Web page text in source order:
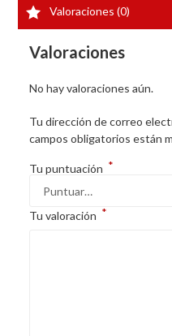
Valoraciones (0)
Valoraciones
No hay valoraciones aún.
Tu dirección de correo
campos obligatorios están
Tu puntuación *
Tu valoración *